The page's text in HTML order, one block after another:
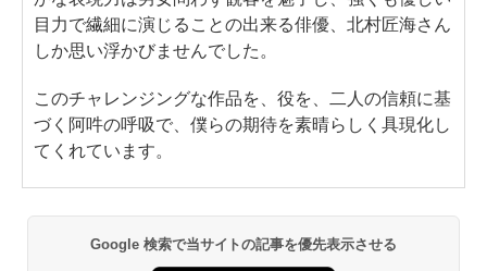
目力で繊細に演じることの出来る俳優、北村匠海さん
しか思い浮かびませんでした。
このチャレンジングな作品を、役を、二人の信頼に基
づく阿吽の呼吸で、僕らの期待を素晴らしく具現化し
てくれています。
Google 検索で当サイトの記事を優先表示させる